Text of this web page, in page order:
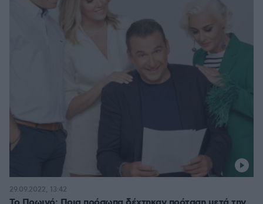
29.09.2022, 13:42